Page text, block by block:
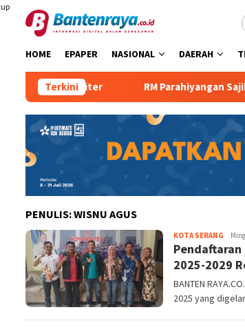
HOME EPAPER NASIONAL DAERAH
Terkini
Waiter RM Parahiyangan Sajikan
PENULIS:WISNU AGUS
KOTA SERANG Wisnu
Agus
Pendaftaran
2025-2029
BANTEN
2025 yang